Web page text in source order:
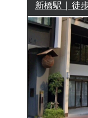
新橋駅 | 徒